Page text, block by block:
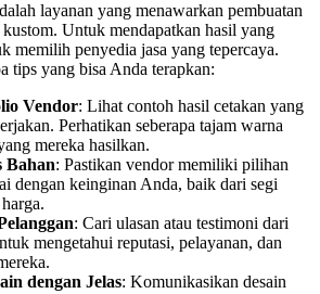
layanan yang menawarkan pembuatan
Untuk mendapatkan hasil yang
memilih penyedia jasa yang tepercaya.
tips yang bisa Anda terapkan:
Vendor: Lihat contoh hasil cetakan yang
Perhatikan seberapa tajam warna
mereka hasilkan.
Bahan: Pastikan vendor memiliki pilihan
dengan keinginan Anda, baik dari segi
: Cari ulasan atau testimoni dari
mengetahui reputasi, pelayanan, dan
dengan Jelas: Komunikasikan desain